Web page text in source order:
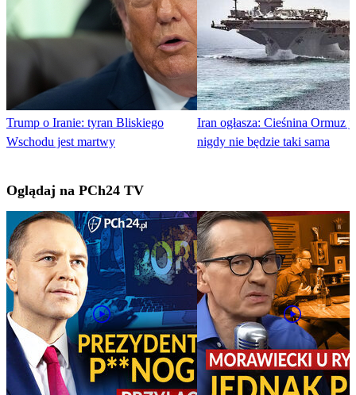
Trump o Iranie: tyran Bliskiego
Wschodu jest martwy
Iran ogłasza: Cieśnina Ormuz
nigdy nie będzie taki sama
Oglądaj na PCh24 TV